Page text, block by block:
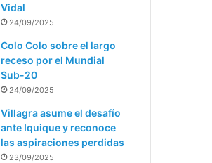
Vidal
24/09/2025
Colo Colo sobre el largo
receso por el Mundial
Sub-20
24/09/2025
Villagra asume el desafío
ante Iquique y reconoce
las aspiraciones perdidas
23/09/2025